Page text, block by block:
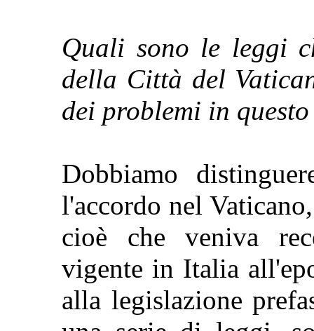
Quali sono le leggi
della Città del
dei problemi in
Dobbiamo
l'accordo nel
cioè che veniva
vigente in Italia
alla legislazione